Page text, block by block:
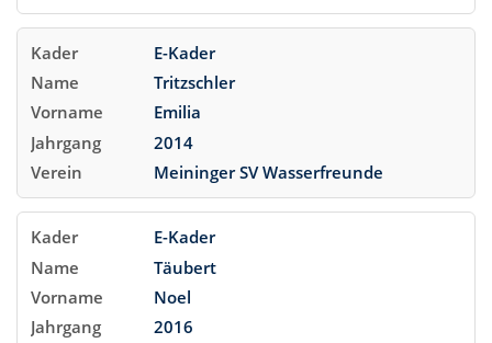
E-Kader
Tritzschler
Emilia
2014
Meininger SV Wasserfreunde
E-Kader
Täubert
Noel
2016